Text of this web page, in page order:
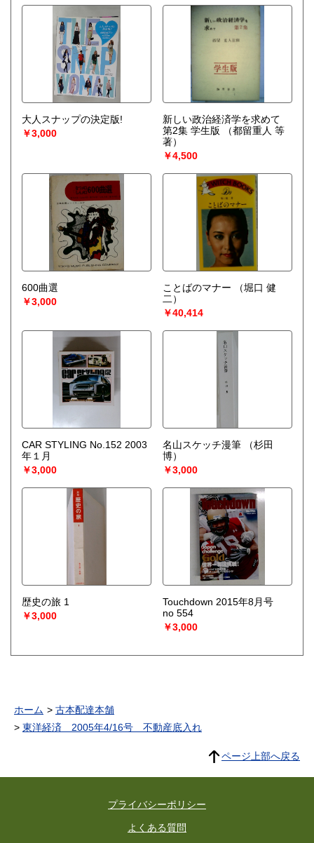
大人スナップの決定版!
￥3,000
新しい政治経済学を求めて
第2集 学生版
（都留重人 等
著）
￥4,500
600曲選
￥3,000
ことばのマナー
（堀口 健
二）
￥40,414
CAR STYLING No.152 2003
年１月
￥3,000
名山スケッチ漫筆
（杉田
博）
￥3,000
歴史の旅 1
￥3,000
Touchdown 2015年8月号
no 554
￥3,000
ホーム
古本配達本舗
東洋経済 2005年4/16号 不動産底入れ
ページ上部へ戻る
プライバシーポリシー
よくある質問